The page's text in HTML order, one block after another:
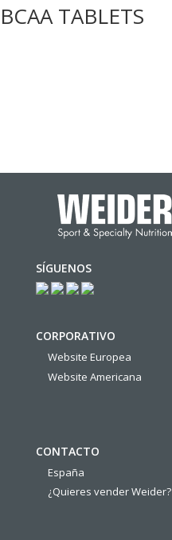
BCAA TABLETS
SÍGUENOS
CORPORATIVO
Website Europea
Website Americana
CONTACTO
España
¿Quieres vender Weider?